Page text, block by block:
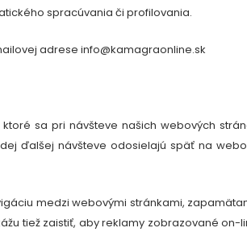
spracúvania či profilovania.
adrese info@kamagraonline.sk
sa pri návšteve našich webových
ďalšej návšteve odosielajú späť na
medzi webovými stránkami,
tiež zaistiť, aby reklamy zobrazované on-